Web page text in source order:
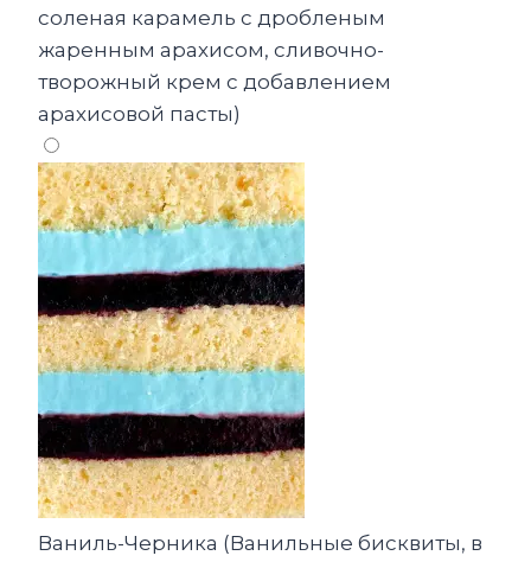
соленая карамель с дробленым
жаренным арахисом, сливочно-
творожный крем с добавлением
арахисовой пасты)
Ваниль-Черника (Ванильные бисквиты, в